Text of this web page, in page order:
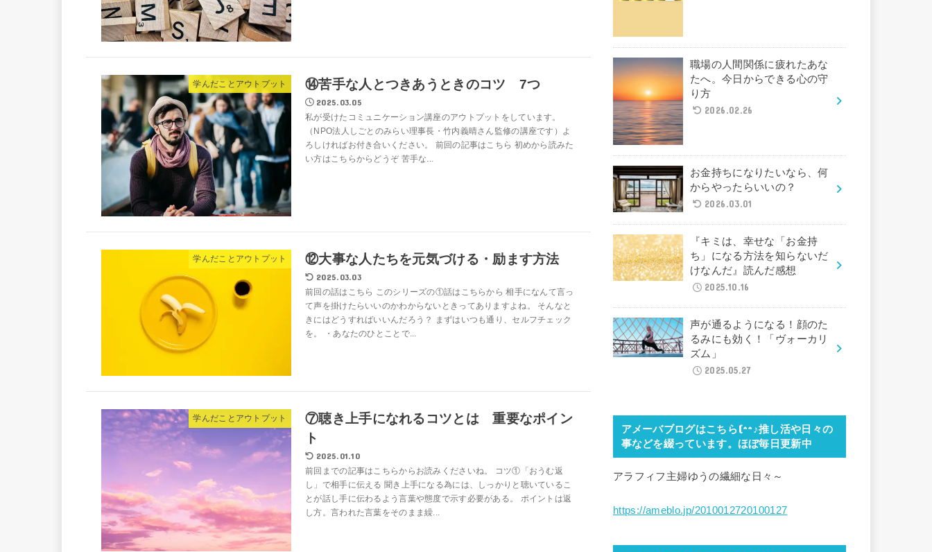
学んだことアウトプット ⑭苦手な人とつきあうときのコツ 7つ
2025.03.05
私が受けたコミュニケーション講座のアウトプットをしています。
（NPO法人しごとのみらい理事長・竹内義晴さん監修の講座です）よ
ろしければお付き合いください。 前回の記事はこちら 初めから読みた
い方はこちらからどうぞ 苦手な...
学んだことアウトプット ⑫大事な人たちを元気づける・励ます方法
2025.03.03
前回の話はこちら このシリーズの①話はこちらから 相手になんて言っ
て声を掛けたらいいのかわからないときってありますよね。 そんなと
きにはどうすればいいんだろう？ まずはいつも通り、セルフチェック
を。 ・あなたのひとことで...
学んだことアウトプット
⑦聴き上手になれるコツとは 重要なポイン
ト
2025.01.10
前回までの記事はこちらからお読みくださいね。 コツ①「おうむ返
し」で相手に伝える 聞き上手になる為には、しっかりと聴いているこ
とが話し手に伝わるよう言葉や態度で示す必要がある。 ポイントは返
し方。言われた言葉をそのまま繰...
職場の人間関係に疲れたあな
たへ。今日からできる心の守
り方
2026.02.26
お金持ちになりたいなら、何
からやったらいいの？
2026.03.01
『キミは、幸せな「お金持
ち」になる方法を知らないだ
けなんだ』読んだ感想
2025.10.16
声が通るようになる！顔のた
るみにも効く！「ヴォーカリ
ズム」
2025.05.27
アメーバブログはこちら(^^♪推し活や日々の
事などを綴っています。ほぼ毎日更新中
アラフィフ主婦ゆうの繊細な日々～
https://ameblo.jp/2010012720100127